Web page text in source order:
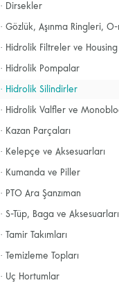
· Dirsekler
· Gözlük, Aşınma Ringleri,
· Hidrolik Filtreler ve Housing
· Hidrolik Pompalar
· Hidrolik Silindirler
· Hidrolik Valfler ve
· Kazan Parçaları
· Kelepçe ve Aksesuarları
· Kumanda ve Piller
· PTO Ara Şanzıman
· S-Tüp, Baga ve Aksesuarları
· Tamir Takımları
· Temizleme Topları
· Uç Hortumlar